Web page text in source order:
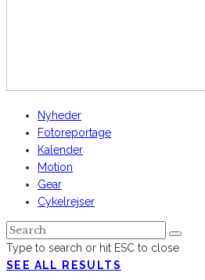
Nyheder
Fotoreportage
Kalender
Motion
Gear
Cykelrejser
Type to search or hit ESC to close
SEE ALL RESULTS